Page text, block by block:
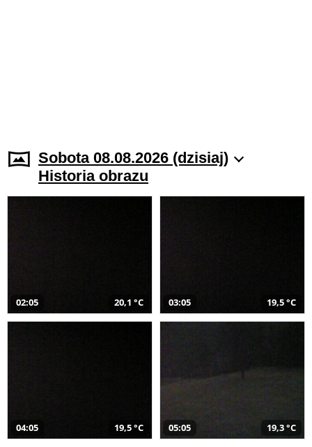
Sobota 08.08.2026 (dzisiaj)
Historia obrazu
02:05 20,1 °C 03:05 19,5 °C
04:05 19,5 °C 05:05 19,3 °C